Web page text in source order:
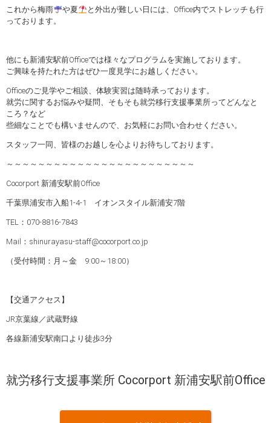
これから梅雨 や夏
と外出が難しい日には、Office内でストレッチも行
っております。
他にも新浦安駅前Officeでは様々なプログラムを実施しております。
ご興味を持たれた方はぜひ一度見学にお越しください。
Officeのご見学やご相談、体験実習は随時承っております。
就労に関するお悩みや疑問、そもそも就労移行支援事業所ってどんなと
ころ？など
些細なことでも構いませんので、お気軽にお問い合わせください。
スタッフ一同、皆様のお越しを心よりお待ちしております。
～～～～～～～～～～～～～～～～～～～～～～～～
Cocorport 新浦安駅前Office
千葉県浦安市入船1-4-1 イオンスタイル新浦安7階
TEL：070-8816-7843
Mail：shinurayasu-staff@cocorport.co.jp
（受付時間：月～金 9:00～18:00）
【交通アクセス】
JR京葉線／武蔵野線
各線新浦安駅南口より徒歩3分
就労移行支援事業所 Cocorport 新浦安駅前Office